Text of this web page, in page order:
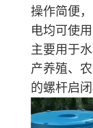
操作简便
电均可使
主要用于
产养殖、
的螺杆启